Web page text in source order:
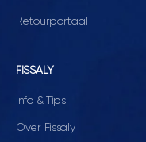
Retourportaal
FISSALY
Info & Tips
Over Fissaly